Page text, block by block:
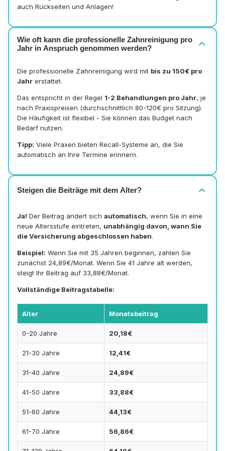
auch Rückseiten und Anlagen!
Wie oft kann die professionelle Zahnreinigung pro
Jahr in Anspruch genommen werden?
expand_more
Die professionelle Zahnreinigung wird mit bis zu 150€ pro
Jahr erstattet.
Das entspricht in der Regel 1-2 Behandlungen pro Jahr, je
nach Praxispreisen (durchschnittlich 80-120€ pro Sitzung).
Die Häufigkeit ist flexibel - Sie können das Budget nach
Bedarf nutzen.
Tipp: Viele Praxen bieten Recall-Systeme an, die Sie
automatisch an Ihre Termine erinnern.
Steigen die Beiträge mit dem Alter? expand_more
Ja! Der Beitrag ändert sich automatisch, wenn Sie in eine
neue Altersstufe eintreten, unabhängig davon, wann Sie
die Versicherung abgeschlossen haben.
Beispiel: Wenn Sie mit 35 Jahren beginnen, zahlen Sie
zunächst 24,89€/Monat. Wenn Sie 41 Jahre alt werden,
steigt Ihr Beitrag auf 33,88€/Monat.
Vollständige Beitragstabelle:
Alter Monatsbeitrag
0-20 Jahre 20,18€
21-30 Jahre 12,41€
31-40 Jahre 24,89€
41-50 Jahre 33,88€
51-60 Jahre 44,13€
61-70 Jahre 56,86€